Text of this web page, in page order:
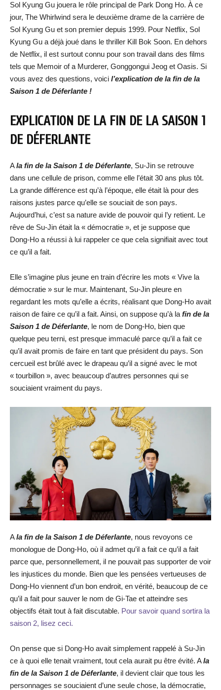
Sol Kyung Gu jouera le rôle principal de Park Dong Ho. À ce
jour, The Whirlwind sera le deuxième drame de la carrière de
Sol Kyung Gu et son premier depuis 1999. Pour Netflix, Sol
Kyung Gu a déjà joué dans le thriller Kill Bok Soon. En dehors
de Netflix, il est surtout connu pour son travail dans des films
tels que Memoir of a Murderer, Gonggongui Jeog et Oasis. Si
vous avez des questions, voici l’explication de la fin de la
Saison 1 de Déferlante !
EXPLICATION DE LA FIN DE LA SAISON 1
DE DÉFERLANTE
Ala fin de la Saison 1 de Déferlante, Su-Jin se retrouve
dans une cellule de prison, comme elle l’était 30 ans plus tôt.
La grande différence est qu’à l’époque, elle était là pour des
raisons justes parce qu’elle se souciait de son pays.
Aujourd’hui, c’est sa nature avide de pouvoir qui l’y retient. Le
rêve de Su-Jin était la « démocratie », et je suppose que
Dong-Ho a réussi à lui rappeler ce que cela signifiait avec tout
ce qu’il a fait.
Elle s’imagine plus jeune en train d’écrire les mots « Vive la
démocratie » sur le mur. Maintenant, Su-Jin pleure en
regardant les mots qu’elle a écrits, réalisant que Dong-Ho avait
raison de faire ce qu’il a fait. Ainsi, on suppose qu’à la fin de la
Saison 1 de Déferlante, le nom de Dong-Ho, bien que
quelque peu terni, est presque immaculé parce qu’il a fait ce
qu’il avait promis de faire en tant que président du pays. Son
cercueil est brûlé avec le drapeau qu’il a signé avec le mot
« tourbillon », avec beaucoup d’autres personnes qui se
souciaient vraiment du pays.
Ala fin de la Saison 1 de Déferlante, nous revoyons ce
monologue de Dong-Ho, où il admet qu’il a fait ce qu’il a fait
parce que, personnellement, il ne pouvait pas supporter de voir
les injustices du monde. Bien que les pensées vertueuses de
Dong-Ho viennent d’un bon endroit, en vérité, beaucoup de ce
qu’il a fait pour sauver le nom de Gi-Tae et atteindre ses
objectifs était tout à fait discutable. Pour savoir quand sortira la
saison 2, lisez ceci.
On pense que si Dong-Ho avait simplement rappelé à Su-Jin
ce à quoi elle tenait vraiment, tout cela aurait pu être évité. Ala
fin de la Saison 1 de Déferlante, il devient clair que tous les
personnages se souciaient d’une seule chose, la démocratie,